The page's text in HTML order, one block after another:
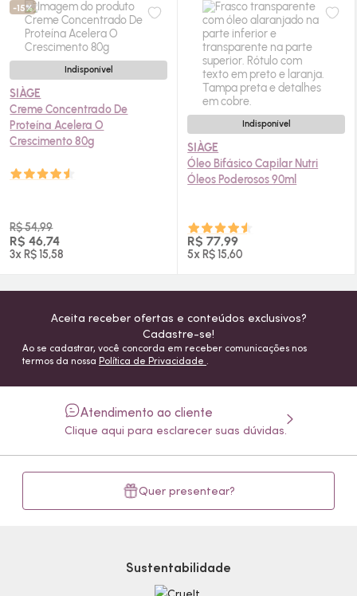
-15%
Indisponível
SIÀGE
Creme Concentrado De
Proteína Acelera O
Crescimento 80g
R$ 54,99
R$ 46,74
3x R$ 15,58
Indisponível
SIÀGE
Óleo Bifásico Capilar Nutri
Óleos Poderosos 90ml
R$ 77,99
5x R$ 15,60
Aceita receber ofertas e conteúdos exclusivos?
Cadastre-se!
Ao se cadastrar, você concorda em receber comunicações nos
termos da nossa Política de Privacidade .
Atendimento ao cliente
Clique aqui para esclarecer suas dúvidas.
Quer presentear?
Sustentabilidade